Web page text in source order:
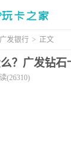
广发银行 > 正文
？广发钻石
(26310)